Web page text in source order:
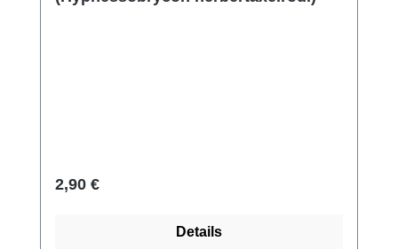
Regulärer Preis:
2,90 €
Details